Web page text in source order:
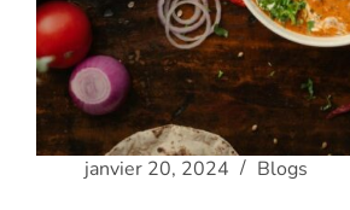
janvier 20, 2024 Blogs